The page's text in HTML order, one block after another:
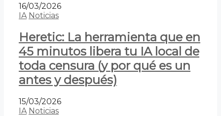
16/03/2026
IA Noticias
Heretic: La herramienta que en
45 minutos libera tu IA local de
toda censura (y por qué es un
antes y después)
15/03/2026
IA Noticias